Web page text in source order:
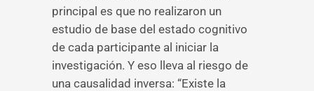
principal es que no realizaron un
estudio de base del estado cognitivo
de cada participante al iniciar la
investigación. Y eso lleva al riesgo de
una causalidad inversa: “Existe la